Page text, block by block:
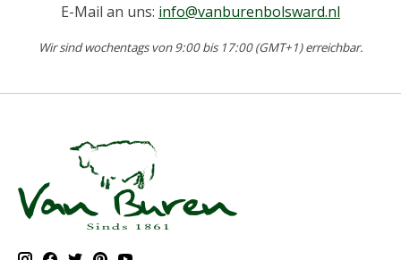
E-Mail an uns: info@vanburenbolsward.nl
Wir sind wochentags von 9:00 bis 17:00 (GMT+1) erreichbar.